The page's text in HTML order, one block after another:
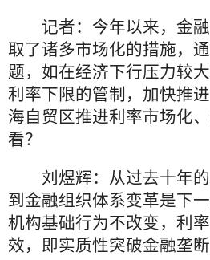
记者：今年以来，金融
取了诸多市场化的措施，
题，如在经济下行压力较
利率下限的管制，加快推
海自贸区推进利率市场化
看？
刘煜辉：从过去十年的
到金融组织体系变革是下
机构基础行为不改变，利
效，即实质性突破金融垄断